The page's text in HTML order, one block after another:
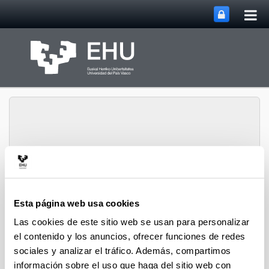
Esta página web usa cookies
Las cookies de este sitio web se usan para personalizar
el contenido y los anuncios, ofrecer funciones de redes
sociales y analizar el tráfico. Además, compartimos
información sobre el uso que haga del sitio web con
MenúAbrir/cerrar
Difusión